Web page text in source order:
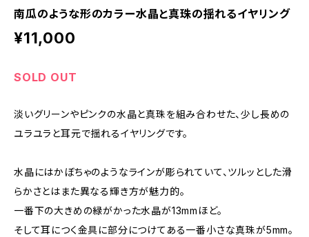
南瓜のような形のカラー水晶と真珠の揺れるイヤリング
¥11,000
SOLD OUT
淡いグリーンやピンクの水晶と真珠を組み合わせた、少し長めの
ユラユラと耳元で揺れるイヤリングです。
水晶にはかぼちゃのようなラインが彫られていて、ツルッとした滑
らかさとはまた異なる輝き方が魅力的。
一番下の大きめの緑がかった水晶が13mmほど。
そして耳につく金具に部分につけてある一番小さな真珠が5mm。